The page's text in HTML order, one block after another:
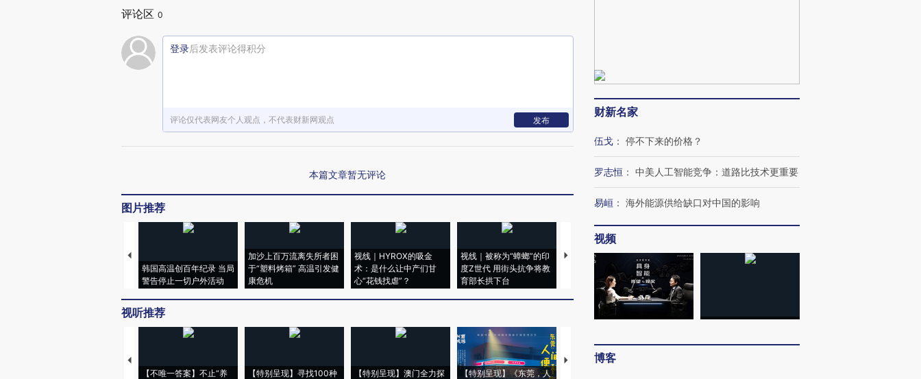
评论区 0
登录后发表评论得积分
评论仅代表网友个人观点，不代表财新网观点 发布
本篇文章暂无评论
图片推荐
韩国高温创百年纪录 当局
警告停止一切户外活动
加沙上百万流离失所者困
于“塑料烤箱” 高温引发健
康危机
视线｜HYROX的吸金
术：是什么让中产们甘
心“花钱找虐”？
视线｜被称为“蟑螂”的印
度Z世代 用街头抗争将教
育部长拱下台
视线｜“入侵”还是“人道危
机”？难民潮撕裂西班牙
湖北宜昌局部短时降雨
4000人
哈尔滨遭遇短时极端强降
视听推荐
【不唯一答案】不止“养
【特别呈现】寻找100种
【特别呈现】澳门全力探
【特别呈现】《东莞，人
【推广】走进第四届链博
财新名家
伍戈 ： 停不下来的价格？
罗志恒 ： 中美人工智能竞争：道路比技术更重要
易峘 ： 海外能源供给缺口对中国的影响
视频
博客